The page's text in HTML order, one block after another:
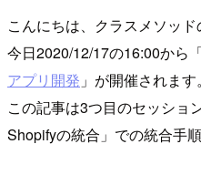
こんにちは、クラスメソッド
今日2020/12/17の16:00から
アプリ開発 」が開催されます。
この記事は3つ目のセッショ
Shopifyの統合」での統合手